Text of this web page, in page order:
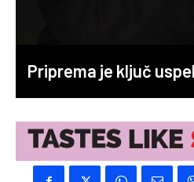
Priprema je ključ